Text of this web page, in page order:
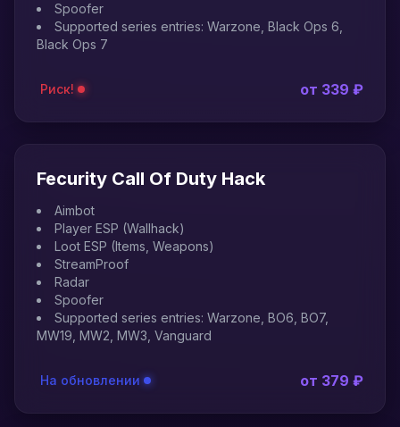
Spoofer
Supported series entries: Warzone, Black Ops 6,
Black Ops 7
Риск! от 339 ₽
Fecurity Call Of Duty Hack
Aimbot
Player ESP (Wallhack)
Loot ESP (Items, Weapons)
StreamProof
Radar
Spoofer
Supported series entries: Warzone, BO6, BO7,
MW19, MW2, MW3, Vanguard
На обновлении от 379 ₽